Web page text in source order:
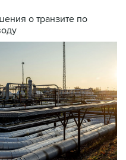
о транзите по